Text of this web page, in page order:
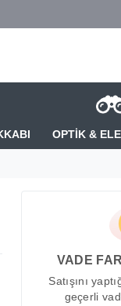
OPTİK &
VADE
Satışını
geçerli